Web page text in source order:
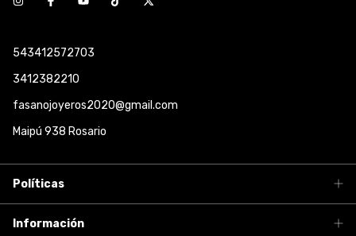
543412572703
3412382210
fasanojoyeros2020@gmail.com
Maipú 938 Rosario
Políticas
Información